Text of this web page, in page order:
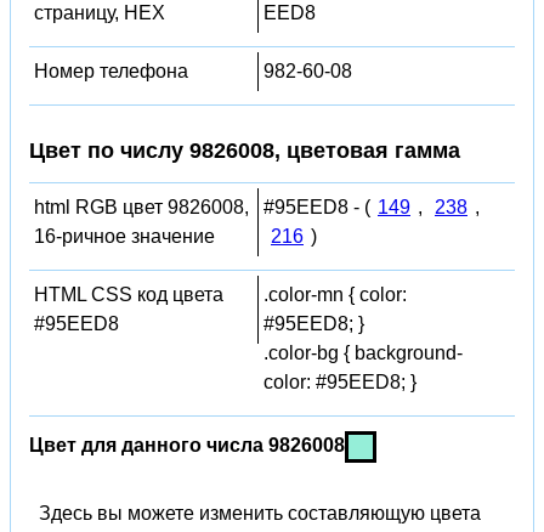
страницу, HEX
EED8
Номер телефона 982-60-08
Цвет по числу 9826008, цветовая гамма
html RGB цвет 9826008,
16-ричное значение
#95EED8 - ( 149 , 238 ,
216 )
HTML CSS код цвета
#95EED8
.color-mn { color:
#95EED8; }
.color-bg { background-
color: #95EED8; }
Цвет для данного числа 9826008
Здесь вы можете изменить составляющую цвета